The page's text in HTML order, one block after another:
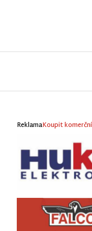
ReklamaKoupit